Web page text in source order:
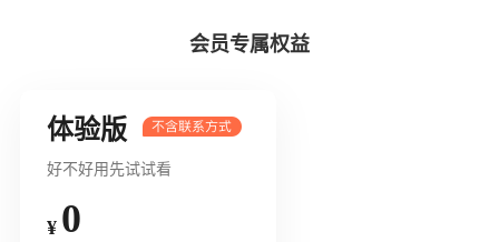
会员专属权益
体验版
好不好用先试试看
¥ 0